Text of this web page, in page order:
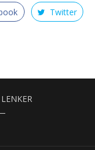
Twitter